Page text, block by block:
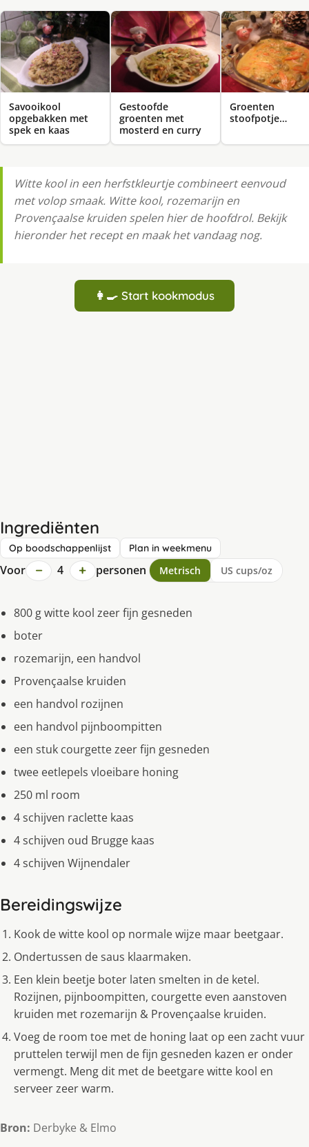
Savooikool
opgebakken met
spek en kaas
Gestoofde
groenten met
mosterd en curry
Groenten
stoofpotje…
Witte kool in een herfstkleurtje combineert eenvoud
met volop smaak. Witte kool, rozemarijn en
Provençaalse kruiden spelen hier de hoofdrol. Bekijk
hieronder het recept en maak het vandaag nog.
👩‍🍳 Start kookmodus
Ingrediënten
Op boodschappenlijst Plan in weekmenu
Voor − 4 + personen Metrisch US cups/oz
800 g witte kool zeer fijn gesneden
boter
rozemarijn, een handvol
Provençaalse kruiden
een handvol rozijnen
een handvol pijnboompitten
een stuk courgette zeer fijn gesneden
twee eetlepels vloeibare honing
250 ml room
4 schijven raclette kaas
4 schijven oud Brugge kaas
4 schijven Wijnendaler
Bereidingswijze
Kook de witte kool op normale wijze maar beetgaar.
Ondertussen de saus klaarmaken.
Een klein beetje boter laten smelten in de ketel.
Rozijnen, pijnboompitten, courgette even aanstoven
kruiden met rozemarijn & Provençaalse kruiden.
Voeg de room toe met de honing laat op een zacht vuur
pruttelen terwijl men de fijn gesneden kazen er onder
vermengt. Meng dit met de beetgare witte kool en
serveer zeer warm.
Bron: Derbyke & Elmo